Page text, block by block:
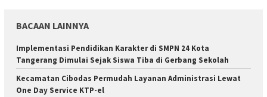
BACAAN LAINNYA
Implementasi Pendidikan Karakter di SMPN 24 Kota
Tangerang Dimulai Sejak Siswa Tiba di Gerbang Sekolah
Kecamatan Cibodas Permudah Layanan Administrasi Lewat
One Day Service KTP-el